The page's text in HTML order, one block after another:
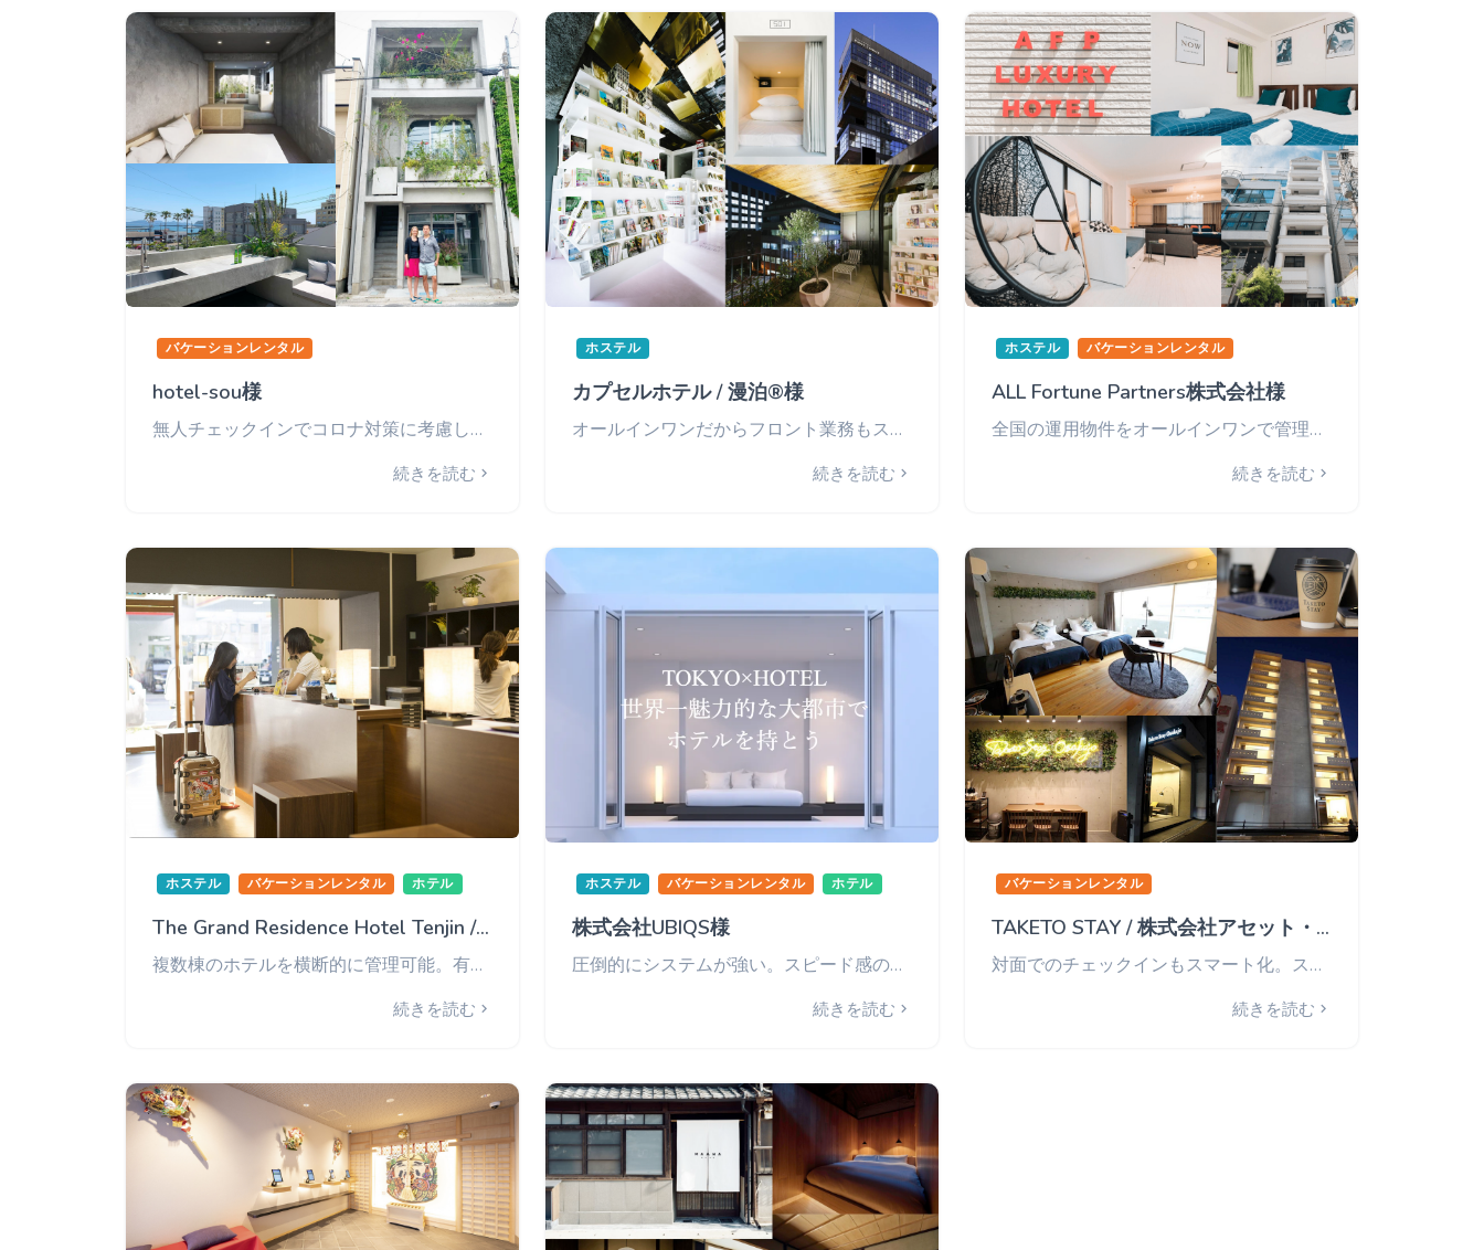
バケーションレンタル
hotel-sou様
無人チェックインでコロナ対策に考慮した安心安全な現場作りを実現
続きを読む
ホステル
カプセルホテル / 漫泊®様
オールインワンだからフロント業務もスムーズに。全国に15施設展開、新築プロジェクトを拡大中。
続きを読む
ホステル バケーションレンタル
ALL Fortune Partners株式会社様
全国の運用物件をオールインワンで管理。スタッフ毎のアカウントで業務タスクを明確化。
続きを読む
ホステル バケーションレンタル ホテル
The Grand Residence Hotel Tenjin / SHI様
複数棟のホテルを横断的に管理可能。有人フロントでのゲストへの案内もスムーズに。
続きを読む
ホステル バケーションレンタル ホテル
株式会社UBIQS様
圧倒的にシステムが強い。スピード感のある機能アップデートでスタッフ業務が３割程に。
続きを読む
バケーションレンタル
TAKETO STAY / 株式会社アセット・ワン様
対面でのチェックインもスマート化。スタッフからゲストへ最高のおもてなしで旅に安心を。
続きを読む